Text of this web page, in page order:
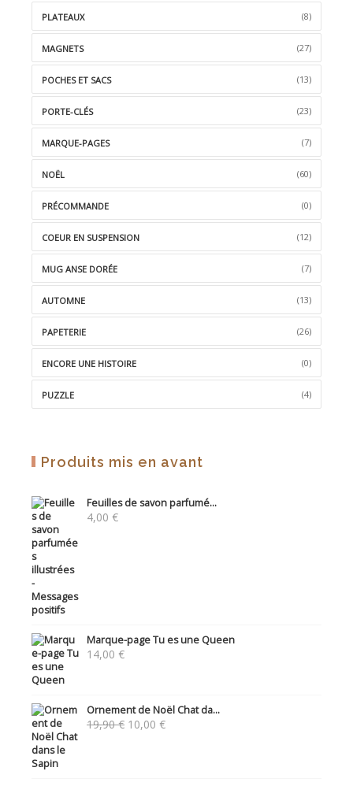
PLATEAUX (8)
MAGNETS (27)
POCHES ET SACS (13)
PORTE-CLÉS (23)
MARQUE-PAGES (7)
NOËL (60)
PRÉCOMMANDE (0)
COEUR EN SUSPENSION (12)
MUG ANSE DORÉE (7)
AUTOMNE (13)
PAPETERIE (26)
ENCORE UNE HISTOIRE (0)
PUZZLE (4)
Produits mis en avant
Feuilles de savon parfumé...
4,00 €
Marque-page Tu es une Queen
14,00 €
Ornement de Noël Chat da...
19,90€ Le
10,00 €Le